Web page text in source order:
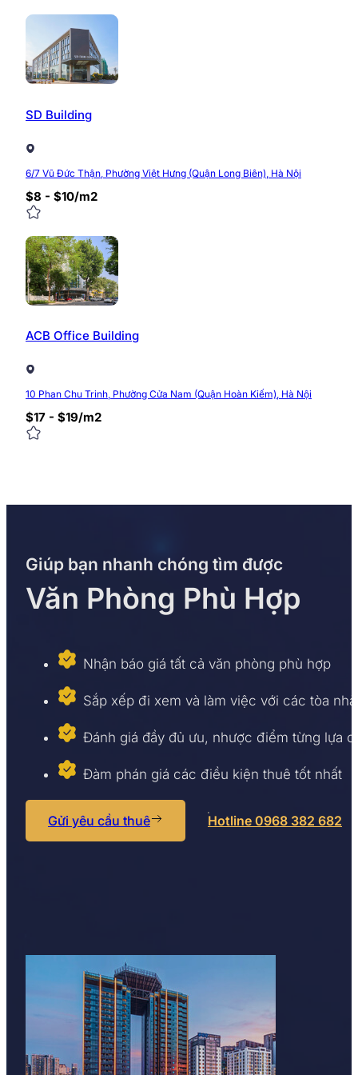
Hotline:
Địa chỉ:Tòa nhà CIC Tower, Trung Kính, Cầu
0/5(0 Reviews)
SD Building
6/7 Vũ Đức Thận, Phường Việt Hưng (Quận Long Biên), Hà Nội
$8 - $10/m2
ACB Office Building
10 Phan Chu Trinh, Phường Cửa Nam (Quận Hoàn Kiếm), Hà Nội
$17 - $19/m2
Giúp bạn nhanh chóng tìm được
Văn Phòng Phù Hợp
Nhận báo giá tất cả văn phòng phù hợp
Sắp xếp đi xem và làm việc với các tòa nhà
Đánh giá đầy đủ ưu, nhược điểm từng lựa
Đàm phán giá các điều kiện thuê tốt nhất
Gửi yêu cầu thuê Hotline 0968 382 682